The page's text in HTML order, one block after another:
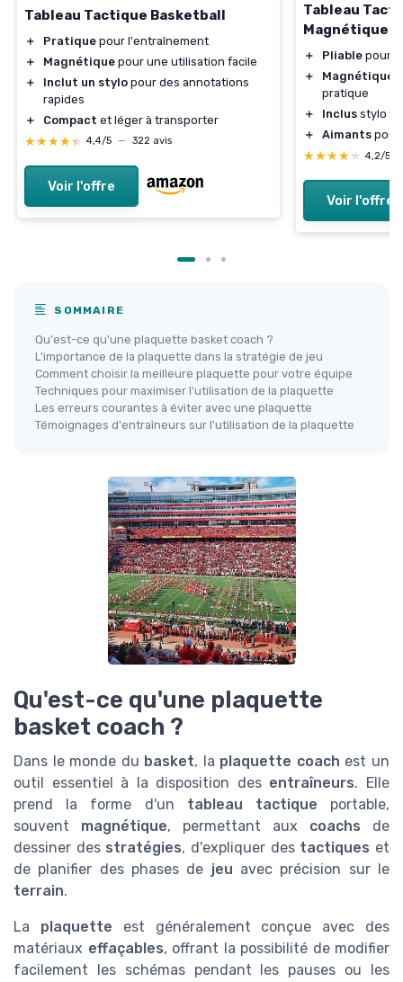
Tableau Tactique Basketball
＋ Pratique pour l'entraînement
＋
Magnétique pour une utilisation facile
＋
Inclut un stylo pour des annotations
rapides
＋
Compact et léger à transporter
★★★★★
★★★★★ 4,4/5 — 322 avis
Voir l'offre
Tableau
Magnétique
＋ Pliable pour
＋
Magnétique
pratique
＋
Inclus stylo et
＋
Aimants pour
★★★★★
★★★★★ 4,2/5
Voir l'offre
SOMMAIRE
Qu'est-ce qu'une plaquette basket coach ?
L'importance de la plaquette dans la stratégie de jeu
Comment choisir la meilleure plaquette pour votre équipe
Techniques pour maximiser l'utilisation de la plaquette
Les erreurs courantes à éviter avec une plaquette
Témoignages d'entraîneurs sur l'utilisation de la plaquette
Qu'est-ce qu'une plaquette
basket coach ?
Dans le monde du basket, la plaquette coach est un
outil essentiel à la disposition des entraîneurs. Elle
prend la forme d'un tableau tactique portable,
souvent magnétique, permettant aux coachs de
dessiner des stratégies, d'expliquer des tactiques et
de planifier des phases de jeu avec précision sur le
terrain.
La plaquette est généralement conçue avec des
matériaux effaçables, offrant la possibilité de modifier
facilement les schémas pendant les pauses ou les